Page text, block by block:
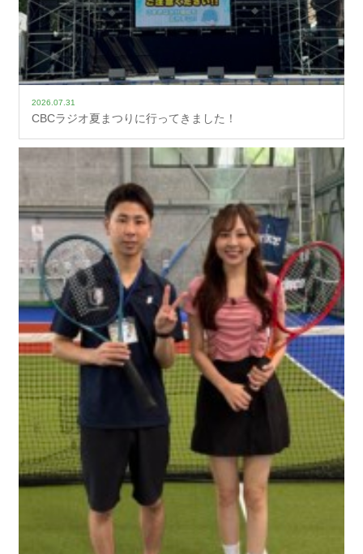
2026.07.31
CBCラジオ夏まつりに行ってきました！